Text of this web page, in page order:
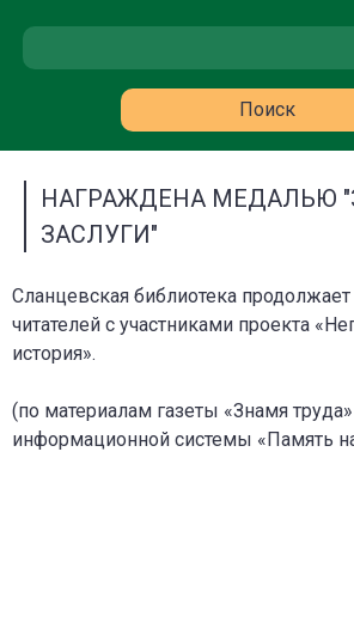
НАГРАЖДЕНА МЕДАЛЬЮ
ЗАСЛУГИ"
Сланцевская библиотека
читателей с участниками проекта
история».
(по материалам газеты «Знамя
информационной системы «Память